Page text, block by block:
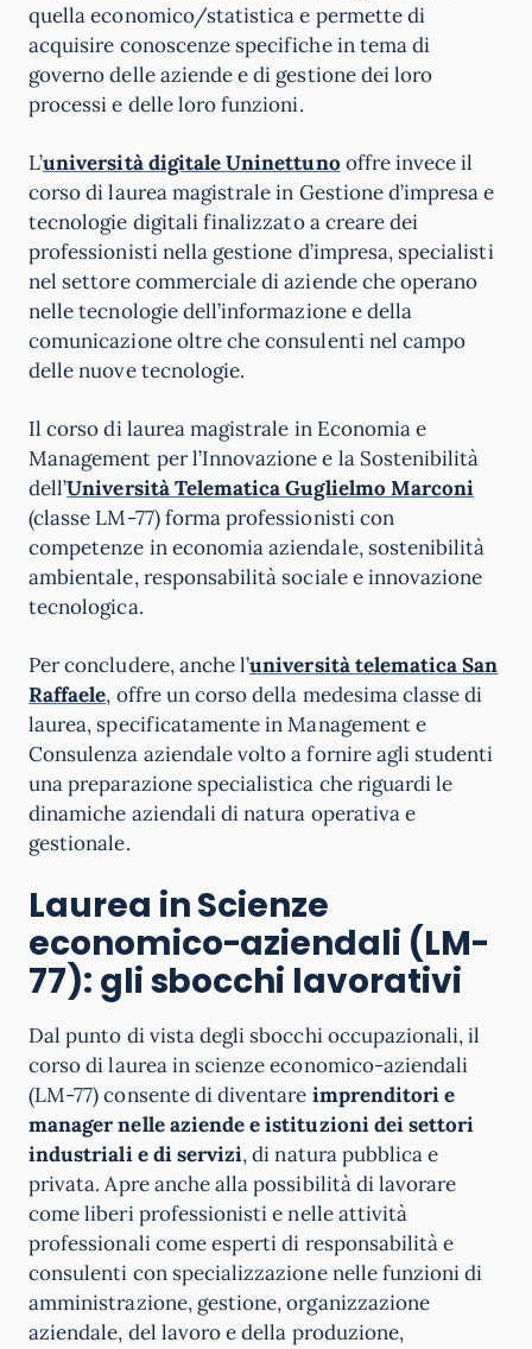
quella economico/statistica e permette di
acquisire conoscenze specifiche in tema di
governo delle aziende e di gestione dei loro
processi e delle loro funzioni.
L’università digitale Uninettuno offre invece il
corso di laurea magistrale in Gestione d’impresa e
tecnologie digitali finalizzato a creare dei
professionisti nella gestione d’impresa, specialisti
nel settore commerciale di aziende che operano
nelle tecnologie dell’informazione e della
comunicazione oltre che consulenti nel campo
delle nuove tecnologie.
Il corso di laurea magistrale in Economia e
Management per l’Innovazione e la Sostenibilità
dell’Università Telematica Guglielmo Marconi
(classe LM-77) forma professionisti con
competenze in economia aziendale, sostenibilità
ambientale, responsabilità sociale e innovazione
tecnologica.
Per concludere, anche l’università telematica San
Raffaele, offre un corso della medesima classe di
laurea, specificatamente in Management e
Consulenza aziendale volto a fornire agli studenti
una preparazione specialistica che riguardi le
dinamiche aziendali di natura operativa e
gestionale.
Laurea in Scienze
economico-aziendali (LM-
77): gli sbocchi lavorativi
Dal punto di vista degli sbocchi occupazionali, il
corso di laurea in scienze economico-aziendali
(LM-77) consente di diventare imprenditori e
manager nelle aziende e istituzioni dei settori
industriali e di servizi, di natura pubblica e
privata. Apre anche alla possibilità di lavorare
come liberi professionisti e nelle attività
professionali come esperti di responsabilità e
consulenti con specializzazione nelle funzioni di
amministrazione, gestione, organizzazione
aziendale, del lavoro e della produzione,